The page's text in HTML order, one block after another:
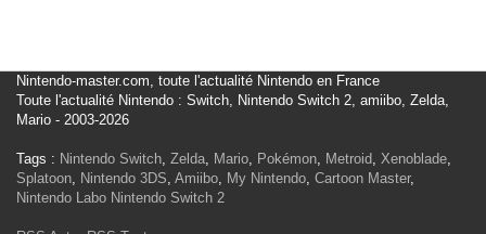
Nintendo-master.com, toute l'actualité Nintendo en France
Toute l'actualité Nintendo : Switch, Nintendo Switch 2, amiibo, Zelda,
Mario - 2003-2026
Tags : Nintendo Switch, Zelda, Mario, Pokémon, Metroid, Xenoblade,
Splatoon, Nintendo 3DS, Amiibo, My Nintendo, Cartoon Master,
Nintendo Labo Nintendo Switch 2